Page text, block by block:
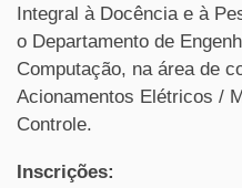
Integral à Docência e à
o Departamento de
Computação, na área de
Acionamentos Elétricos /
Controle.
Inscrições: